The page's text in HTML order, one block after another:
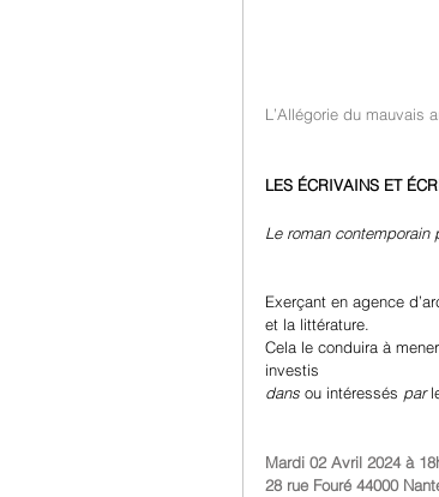
L’Allégorie du mauvais
LES ÉCRIVAINS ET
Le roman
Exerçant en agence
et la littérature.
Cela le conduira à
investis
dans ou intéressés par
Mardi 02 Avril 2024 à
28 rue Fouré 44000